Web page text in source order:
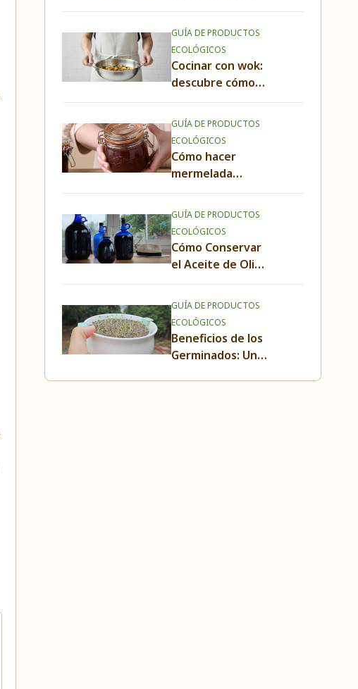
funciona y por
qué producir tu
propio aceite en
casa
GUÍA DE PRODUCTOS
ECOLÓGICOS
Cocinar con wok:
descubre cómo
sacarle el máximo
partido
GUÍA DE PRODUCTOS
ECOLÓGICOS
Cómo hacer
mermelada
casera perfecta:
receta fácil y
natural
GUÍA DE PRODUCTOS
ECOLÓGICOS
Cómo Conservar
el Aceite de Oliva
Virgen Extra: La
Solución
Definitiva para
Mantener su
Calidad
GUÍA DE PRODUCTOS
ECOLÓGICOS
Beneficios de los
Germinados: Un